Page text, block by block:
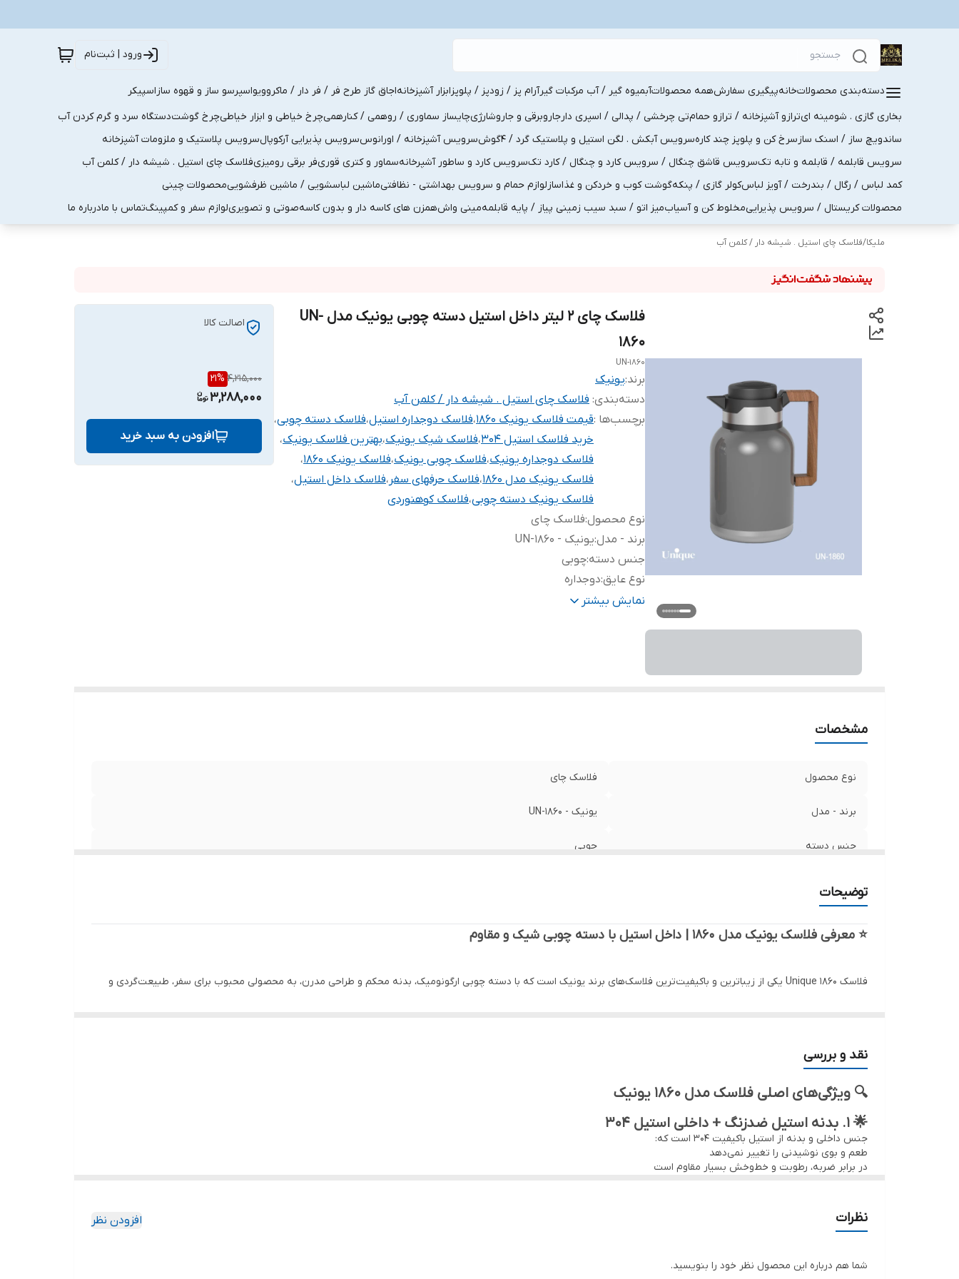
ورود | ثبت‌نام
دسته‌بندی محصولاتخانهپیگیری سفارشهمه محصولاتآبمیوه گیر / آب مرکبات گیرآرام پز / زودپز / پلوپزابزار آشپزخانهاجاق گاز طرح فر / فر دار / ماکروویواسپرسو ساز و قهوه سازاسپیکر
بخاری گازی . شومینه ایترازو آشپزخانه / ترازو حمامتی چرخشی / پدالی / اسپری دارجاروبرقی و جاروشارژیچایساز سماوری / روهمی / کنارهمیچرخ خیاطی و ابزار خیاطیچرخ گوشتدستگاه سرد و گرم کردن آب
ساندویچ ساز / اسنک سازسرخ کن و پلوپز چند کارهسرویس آبکش . لگن استیل و پلاستیک گرد / 4گوش سرویس آشپزخانه / اورانوسسرویس پذیرایی آرکوپالسرویس پلاستیک و ملزومات آشپزخانه
سرویس قابلمه / قابلمه و تابه تکسرویس قاشق چنگال / سرویس کارد و چنگال / کارد تکسرویس کارد و ساطور آشپرخانهسماور و کتری قوریفر برقی رومیزیفلاسک چای استیل . شیشه دار / کلمن آب
کمد لباس / رگال / بندرخت / آویز لباسکولر گازی / پنکهگوشت کوب و خردکن و غذاسازلوازم حمام و سرویس بهداشتی - نظافتیماشین لباسشویی / ماشین ظرفشوییمحصولات چینی
محصولات کریستال / سرویس پذیراییمخلوط کن و آسیابمیز اتو / سبد سیب زمینی پیاز / پایه قابلمهمینی واشهمزن های کاسه دار و بدون کاسهصوتی و تصویریلوازم سفر و کمپینگتماس با مادرباره ما
ملیکا/فلاسک چای استیل . شیشه دار / کلمن آب
فلاسک چای ۲ لیتر داخل استیل دسته چوبی یونیک مدل UN-
1860
UN-1860
برند:یونیک
دسته‌بندی: فلاسک چای استیل . شیشه دار / کلمن آب
برچسب‌ها :قیمت فلاسک یونیک ۱۸۶۰ ،فلاسک دوجداره استیل،فلاسک دسته چوبی،
خرید فلاسک استیل 304
،فلاسک شیک یونیک،بهترین فلاسک یونیک،
فلاسک دوجداره یونیک،فلاسک چوبی یونیک،فلاسک یونیک 1860
،
فلاسک یونیک مدل 1860
،فلاسک حرفهای سفر ،فلاسک داخل استیل،
فلاسک یونیک دسته چوبی،فلاسک کوهنوردی
نوع محصول:فلاسک چای
برند - مدل:یونیک - UN-1860
جنس دسته:چوبی
نوع عایق:دوجداره
جنس بدنه خارجی
نمایش بیشتر
اصالت کالا
4,215,000
21%
3,288,000
افزودن به سبد خرید
مشخصات
نوع محصول فلاسک چای
برند - مدل یونیک - UN-1860
جنس دسته چوبی
امکانات نگهداری نوشیدنی ۱۲ الی ۲۴ ساعت گرم و سرد
توضیحات
⭐ معرفی فلاسک یونیک مدل ۱۸۶۰ | داخل استیل با دسته چوبی شیک و مقاوم
فلاسک Unique 1860 یکی از زیباترین و باکیفیت‌ترین فلاسک‌های برند یونیک است که با دسته چوبی ارگونومیک، بدنه محکم و طراحی مدرن، به محصولی محبوب برای سفر، طبیعت‌گردی و
نقد و بررسی
🔍 ویژگی‌های اصلی فلاسک مدل 1860 یونیک
🌟 ۱. بدنه استیل ضدزنگ + داخلی استیل 304
جنس داخلی و بدنه از استیل باکیفیت 304 است که:
طعم و بوی نوشیدنی را تغییر نمی‌دهد
در برابر ضربه، رطوبت و خط‌وخش بسیار مقاوم است
🌟 ۲. عایق دوجداره وکیوم با حفظ دما طولانی
این فلاسک قادر است نوشیدنی را:
این عملکرد برای سفر، کوهنوردی، محل کار و رانندگان بسیار ایده‌آل است.
نظرات افزودن نظر
شما هم درباره این محصول نظر خود را بنویسید.